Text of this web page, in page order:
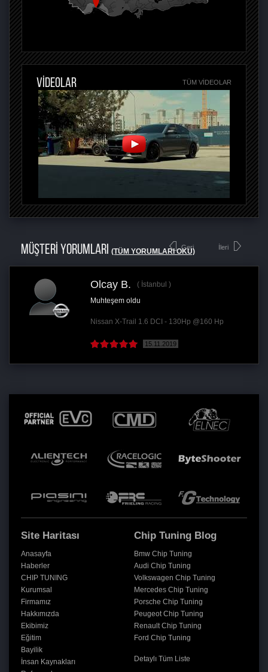
VİDEOLAR TÜM VIDEOLAR
MÜŞTERİ YORUMLARI (TÜM YORUMLARI OKU)
Geri
Olcay B.
İstanbul
Muhteşem oldu
Nissan X-Trail 1.6 DCI - 130Hp @160 Hp
15.11.2019
İleri
Site Haritası
Anasayfa
Haberler
CHIP TUNING
Kurumsal
Firmamız
Hakkımızda
Ekibimiz
Eğitim
Bayilik
İnsan Kaynakları
Chip Tuning Blog
Bmw Chip Tuning
Audi Chip Tuning
Volkswagen Chip Tuning
Mercedes Chip Tuning
Porsche Chip Tuning
Peugeot Chip Tuning
Renault Chip Tuning
Ford Chip Tuning
Detaylı Tüm Liste